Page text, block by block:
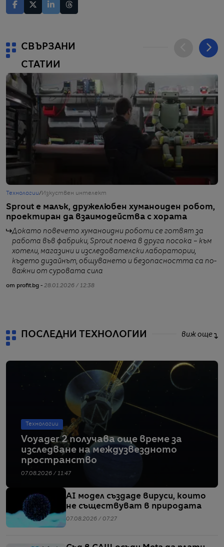
СВЪРЗАНИ
СТАТИИ
Технологии/ Изкуствен интелект
Sprout е малък, дружелюбен хуманоиден робот,
проектиран да взаимодейства с хората
Докато повечето хуманоидни роботи се готвят за
работа във фабрики, Sprout поема в друга посока – към
хотели, магазини и изследователски лаборатории,
където дизайнът, общуването и безопасността са по-
важни от суровата сила
от profit.bg - 28.01.2026 / 12:38
ПОСЛЕДНИ ТЕХНОЛОГИИ виж още
Технологии
Voyager 2 получава още време за
изследване на междузвездното
пространство
07.08.2026 / 11:47
AI модел създаде вируси, които
не съществуват в природата
07.08.2026 / 07:27